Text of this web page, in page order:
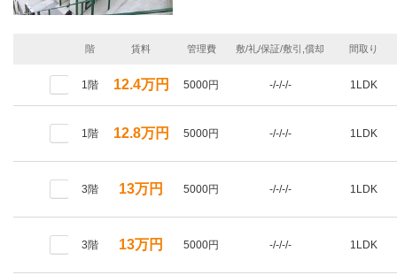
階 賃料 管理費 敷/礼/保証/敷引,償却 間取り
1階 12.4万円 5000円 -/-/-/- 1LDK
1階 12.8万円 5000円 -/-/-/- 1LDK
3階 13万円 5000円 -/-/-/- 1LDK
3階 13万円 5000円 -/-/-/- 1LDK